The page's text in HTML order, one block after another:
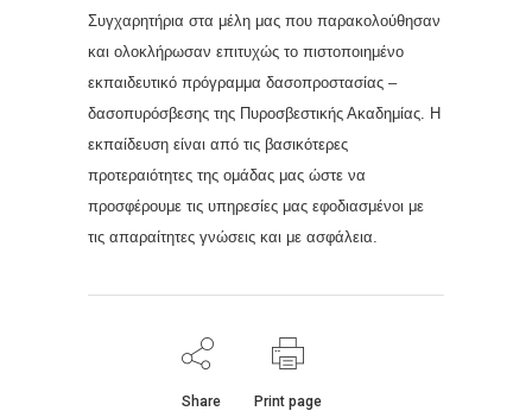
Συγχαρητήρια στα μέλη μας που παρακολούθησαν
και ολοκλήρωσαν επιτυχώς το πιστοποιημένο
εκπαιδευτικό πρόγραμμα δασοπροστασίας –
δασοπυρόσβεσης της Πυροσβεστικής Ακαδημίας. Η
εκπαίδευση είναι από τις βασικότερες
προτεραιότητες της ομάδας μας ώστε να
προσφέρουμε τις υπηρεσίες μας εφοδιασμένοι με
τις απαραίτητες γνώσεις και με ασφάλεια.
Share Print page